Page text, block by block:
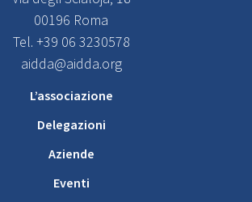
00196 Roma
Tel. +39 06 3230578
aidda@aidda.org
L’associazione
Delegazioni
Aziende
Eventi